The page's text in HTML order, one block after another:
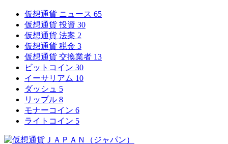
仮想通貨 ニュース 65
仮想通貨 投資 30
仮想通貨 法案 2
仮想通貨 税金 3
仮想通貨 交換業者 13
ビットコイン 30
イーサリアム 10
ダッシュ 5
リップル 8
モナーコイン 6
ライトコイン 5